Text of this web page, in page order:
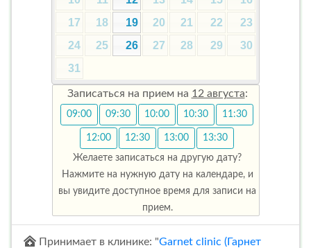
17
18 19 20 21 22
23
24
25 26 27 28 29
30
31
Записаться на прием на 12 августа:
09:00 09:30 10:00 10:30 11:30
12:00 12:30 13:00 13:30
Желаете записаться на другую дату?
Нажмите на нужную дату на календаре, и
вы увидите доступное время для записи на
прием.
Принимает в клинике: "Garnet clinic (Гарнет